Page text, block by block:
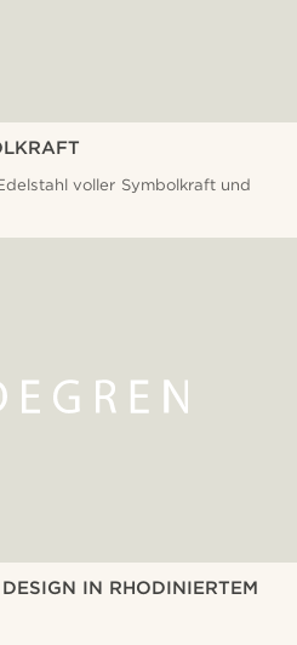
voller Symbolkraft und
IN RHODINIERTEM